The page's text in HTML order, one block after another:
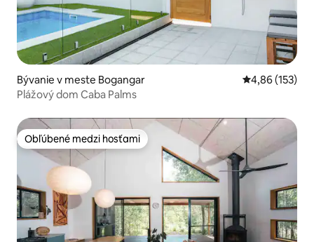
Bývanie v meste Bogangar Priemerné
4,86 (153)
Plážový dom Caba Palms
Obľúbené medzi hosťami
Obľúbené medzi hosťami